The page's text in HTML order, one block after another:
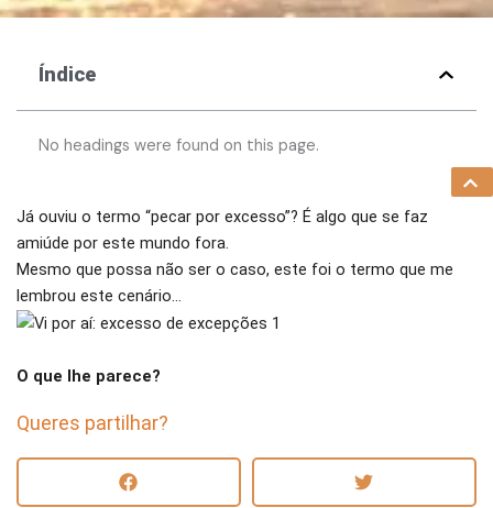
Índice
No headings were found on this page.
Já ouviu o termo “pecar por excesso”? É algo que se faz
amiúde por este mundo fora.
Mesmo que possa não ser o caso, este foi o termo que me
lembrou este cenário…
O que lhe parece?
Queres partilhar?